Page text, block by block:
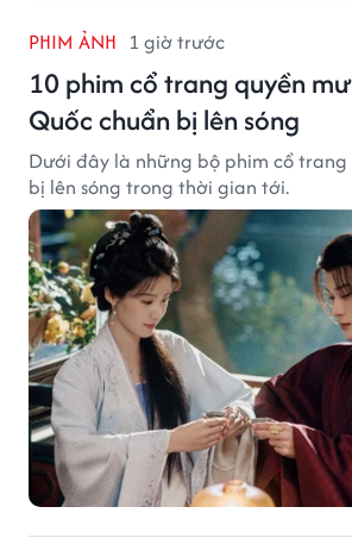
PHIM ẢNH 1 giờ trước
10 phim cổ trang quyền
Quốc chuẩn bị lên sóng
Dưới đây là những bộ phim cổ trang
bị lên sóng trong thời gian tới.